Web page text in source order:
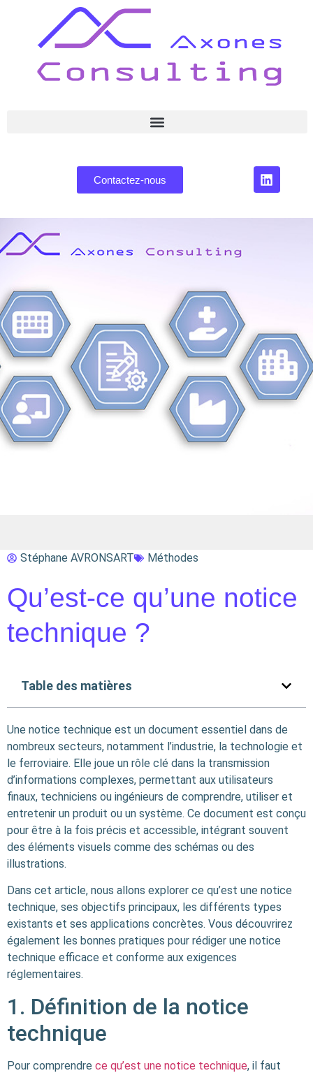
Contactez-nous
Stéphane AVRONSART Méthodes
Qu’est-ce qu’une notice
technique ?
Table des matières
Une notice technique est un document essentiel dans de
nombreux secteurs, notamment l’industrie, la technologie et
le ferroviaire. Elle joue un rôle clé dans la transmission
d’informations complexes, permettant aux utilisateurs
finaux, techniciens ou ingénieurs de comprendre, utiliser et
entretenir un produit ou un système. Ce document est conçu
pour être à la fois précis et accessible, intégrant souvent
des éléments visuels comme des schémas ou des
illustrations.
Dans cet article, nous allons explorer ce qu’est une notice
technique, ses objectifs principaux, les différents types
existants et ses applications concrètes. Vous découvrirez
également les bonnes pratiques pour rédiger une notice
technique efficace et conforme aux exigences
réglementaires.
1. Définition de la notice
technique
Pour comprendre ce qu’est une notice technique, il faut